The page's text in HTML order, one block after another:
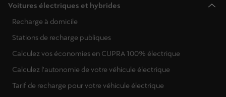
Voitures électriques et hybrides
Recharge à domicile
Stations de recharge publiques
Calculez vos économies en CUPRA 100% électrique
Calculez l'autonomie de votre véhicule électrique
Tarif de recharge pour votre véhicule électrique